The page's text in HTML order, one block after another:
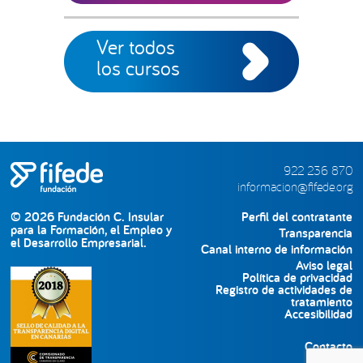
Ver todos
los cursos
© 2026 Fundación C. Insular
para la Formación, el Empleo y
el Desarrollo Empresarial.
922 236 870
informacion@fifede.org
Perfil del contratante
Transparencia
Canal interno de información
Aviso legal
Política de privacidad
Registro de actividades de
tratamiento
Accesibilidad
Contacto